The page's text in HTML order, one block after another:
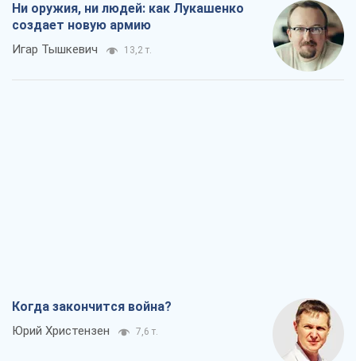
Ни оружия, ни людей: как Лукашенко
создает новую армию
Игар Тышкевич 13,2 т.
Когда закончится война?
Юрий Христензен 7,6 т.